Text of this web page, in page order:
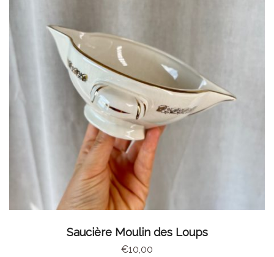
AJOUTER AU PANIER
Saucière Moulin des Loups
€10,00